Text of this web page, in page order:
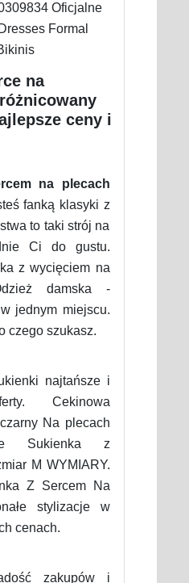
na
ceny i
na plecach
fanką klasyki z
to taki strój na
Ci do gustu.
z wycięciem na
damska -
jednym miejscu.
czego szukasz.
najtańsze i
Cekinowa
Na plecach
Sukienka z
M WYMIARY.
Z Sercem Na
stylizacje w
cenach.
zakupów i